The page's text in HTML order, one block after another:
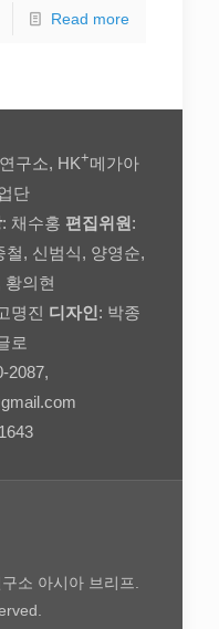
Read more
구소, HK+메가아
단
: 채수홍 편집위원 :
철, 신범식, 양영순,
황의현
명진 디자인 : 박종
로
2087,
소 아시아 브리프.